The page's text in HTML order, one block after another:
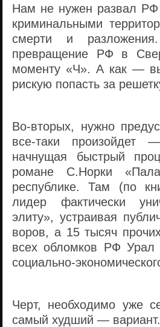
Нам не нужен развал
криминальными
смерти и
превращение РФ в
моменту «Ч». А как —
рискую попасть за
Во-вторых, нужно
все-таки произойдет
начнущая быстрый
романе С.Норки
республике. Там (по
лидер фактически
элиту», устраивая
воров, а 15 тысяч
всех обломков РФ Урал
социально-
Черт, необходимо уже
самый худший — вариант.